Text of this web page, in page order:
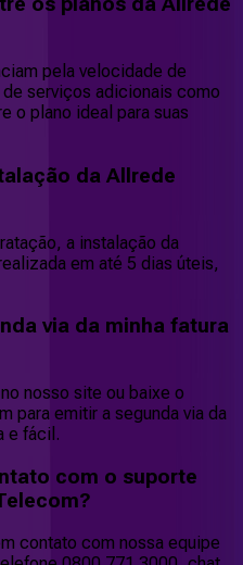
pela velocidade de
serviços adicionais como
o plano ideal para suas
da Allrede
a instalação da
em até 5 dias úteis,
via da minha fatura
nosso site ou baixe o
para emitir a segunda via da
e fácil.
com o suporte
contato com nossa equipe